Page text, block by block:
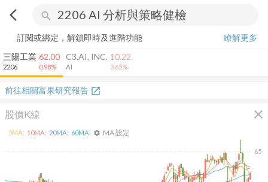
arrow_back_ios search
訂閱或綁定，解鎖即時及進階功能
瞭解更多
三陽工業
2206
62.00
0.98%
C3.AI, INC.
AI
10.22
3.65%
前往相關富果研究報告 open_in_new
股價K線 close
65
5MA: 10MA: 20MA: 60MA: settings MA 設定